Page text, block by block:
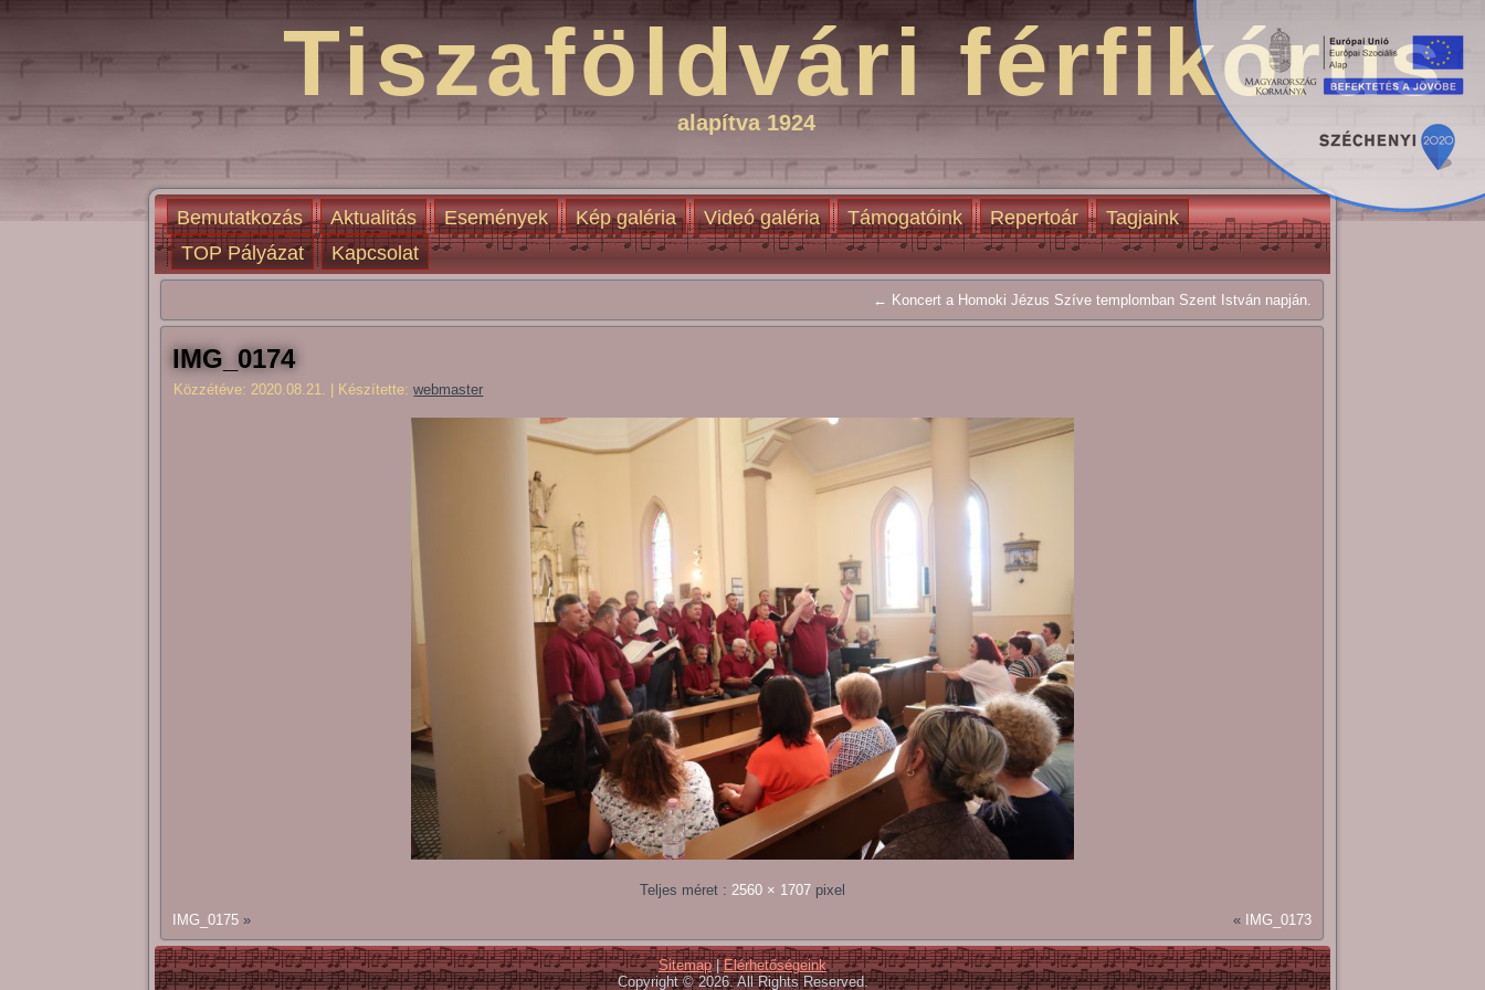
Tiszaföldvári férfikórus
alapítva 1924
Bemutatkozás Aktualitás Események Kép galéria Videó galéria Támogatóink Repertoár
Tagjaink
TOP Pályázat
Kapcsolat
← Koncert a Homoki Jézus Szíve templomban Szent István napján.
IMG_0174
Közzétéve: 2020.08.21. Készítette: webmaster
Teljes méret : 2560 × 1707pixel
IMG_0175 » « IMG_0173
Sitemap|Elérhetőségeink
Copyright © 2026. All Rights Reserved.